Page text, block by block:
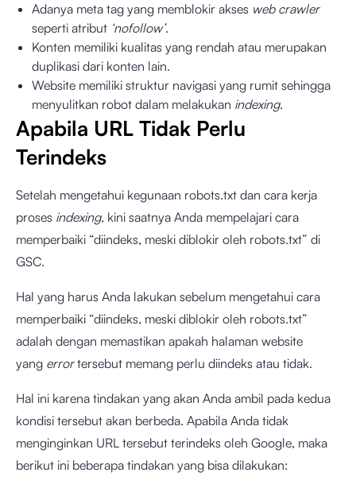
Adanya meta tag yang memblokir akses web crawler
seperti atribut ‘nofollow’.
Konten memiliki kualitas yang rendah atau merupakan
duplikasi dari konten lain.
Website memiliki struktur navigasi yang rumit sehingga
menyulitkan robot dalam melakukan indexing.
Apabila URL Tidak Perlu
Terindeks
Setelah mengetahui kegunaan robots.txt dan cara kerja
proses indexing, kini saatnya Anda mempelajari cara
memperbaiki “diindeks, meski diblokir oleh robots.txt” di
GSC.
Hal yang harus Anda lakukan sebelum mengetahui cara
memperbaiki “diindeks, meski diblokir oleh robots.txt”
adalah dengan memastikan apakah halaman website
yang errortersebut memang perlu diindeks atau tidak.
Hal ini karena tindakan yang akan Anda ambil pada kedua
kondisi tersebut akan berbeda. Apabila Anda tidak
menginginkan URL tersebut terindeks oleh Google, maka
berikut ini beberapa tindakan yang bisa dilakukan: